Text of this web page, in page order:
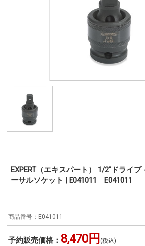
EXPERT（エキスパート） 1/2"ドライ
ーサルソケット | E041011 E041011
E041011
予約販売価格： 8,470円 (税込)